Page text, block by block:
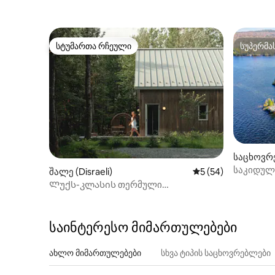
სტუმართა რჩეული
სტუმართა რჩეული
შალე (Disraeli) საშუალო
5 (54)
Ლუქს-კლასის თერმული
-de-
საინტერესო მიმართულებები
ახლო მიმართულებები სხვა ტიპის საცხოვრებლები